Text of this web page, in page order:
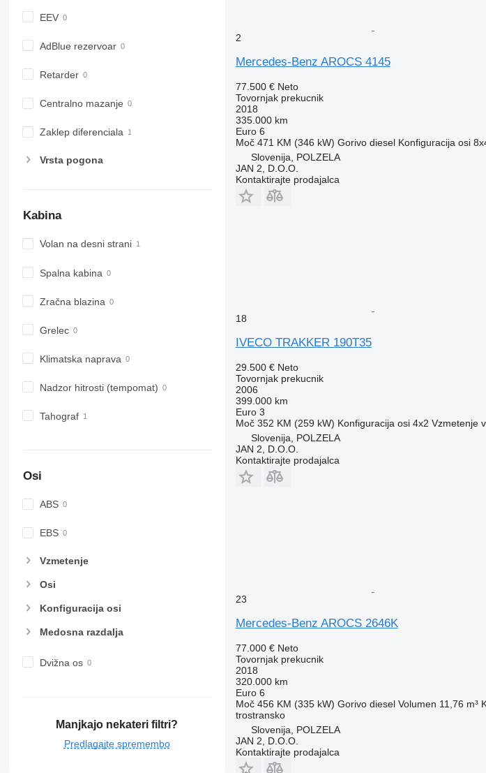
EEV
AdBlue rezervoar
Retarder
Centralno mazanje
Zaklep diferenciala
Vrsta pogona
Kabina
Volan na desni strani
Spalna kabina
Zračna blazina
Grelec
Klimatska naprava
Nadzor hitrosti (tempomat)
Tahograf
Osi
ABS
EBS
Vzmetenje
Osi
Konfiguracija osi
Medosna razdalja
Dvižna os
Manjkajo nekateri filtri?
Predlagajte spremembo
2
Mercedes-Benz AROCS 4145
77.500 € Neto
Tovornjak prekucnik
2018
335.000 km
Euro 6
Moč 471 KM (346 kW) Gorivo diesel Konfiguracija osi
Slovenija, POLZELA
JAN 2, D.O.O.
Kontaktirajte prodajalca
18
IVECO TRAKKER 190T35
29.500 € Neto
Tovornjak prekucnik
2006
399.000 km
Euro 3
Moč 352 KM (259 kW) Konfiguracija osi 4x2 Vzmetenje
Slovenija, POLZELA
JAN 2, D.O.O.
Kontaktirajte prodajalca
23
Mercedes-Benz AROCS 2646K
77.000 € Neto
Tovornjak prekucnik
2018
320.000 km
Euro 6
Moč 456 KM (335 kW) Gorivo diesel Volumen 11,76 m³
trostransko
Slovenija, POLZELA
JAN 2, D.O.O.
Kontaktirajte prodajalca